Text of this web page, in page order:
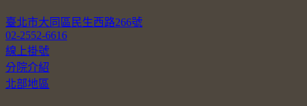
臺北市大同區民生西路266號
02-2552-6616
線上掛號
分院介紹
北部地區